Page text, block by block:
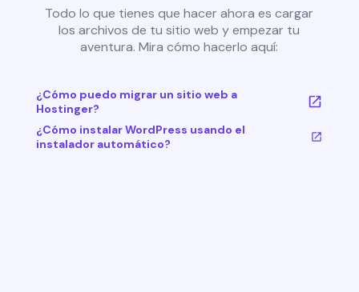
Todo lo que tienes que hacer ahora es cargar
los archivos de tu sitio web y empezar tu
aventura. Mira cómo hacerlo aquí:
¿Cómo puedo migrar un sitio web a
Hostinger?
¿Cómo instalar WordPress usando el
instalador automático?